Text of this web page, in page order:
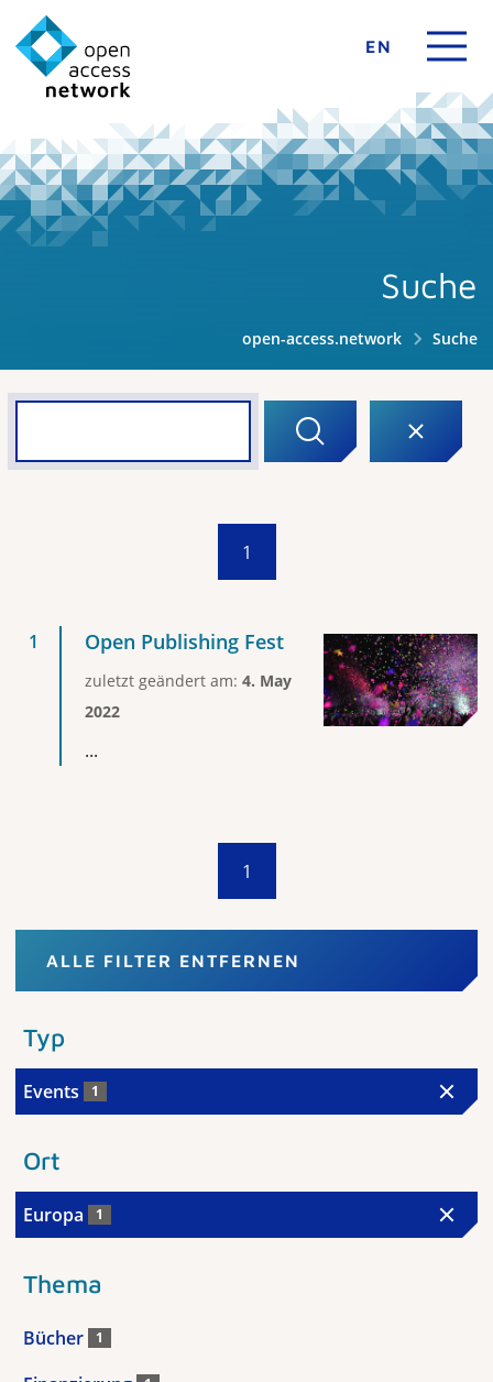
EN
Suche
open-access.network Suche
1
Open Publishing Fest
zuletzt geändert am: 4. May
2022
...
1
ALLE FILTER ENTFERNEN
Typ
Events 1
Ort
Europa 1
Thema
Bücher 1